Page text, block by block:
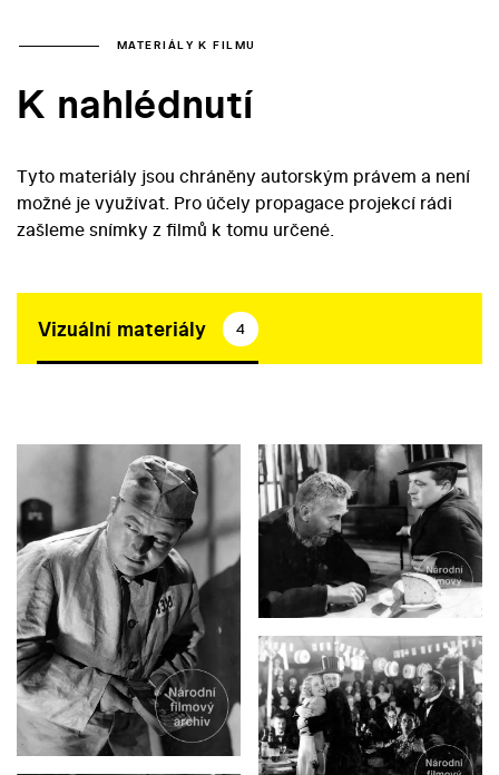
MATERIÁLY K FILMU
K nahlédnutí
Tyto materiály jsou chráněny autorským právem a není
možné je využívat. Pro účely propagace projekcí rádi
zašleme snímky z filmů k tomu určené.
Vizuální materiály 4